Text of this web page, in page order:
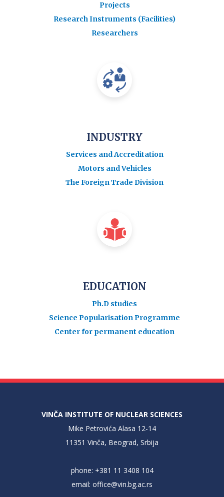
Projects
Research Instruments (Facilities)
Researchers
INDUSTRY
Services and Accreditation
Motors and Vehicles
The Foreign Trade Division
EDUCATION
Ph.D studies
Science Popularisation Programme
Center for permanent education
VINČA INSTITUTE OF NUCLEAR SCIENCES
Mike Petrovića Alasa 12-14
11351 Vinča, Beograd, Srbija
phone: +381 11 3408 104
email: office@vin.bg.ac.rs